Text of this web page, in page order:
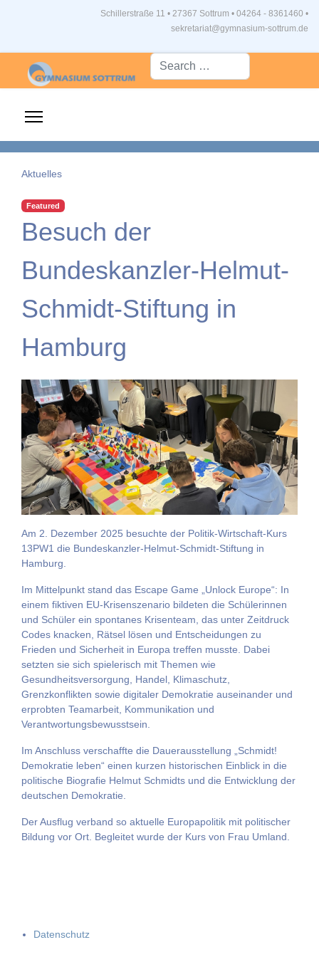
Schillerstraße 11 • 27367 Sottrum • 04264 - 8361460 •
sekretariat@gymnasium-sottrum.de
Suche...
Aktuelles
Featured
Besuch der
Bundeskanzler-Helmut-
Schmidt-Stiftung in
Hamburg
Am 2. Dezember 2025 besuchte der Politik-Wirtschaft-Kurs
13PW1 die Bundeskanzler-Helmut-Schmidt-Stiftung in
Hamburg.
Im Mittelpunkt stand das Escape Game „Unlock Europe“: In
einem fiktiven EU-Krisenszenario bildeten die Schülerinnen
und Schüler ein spontanes Krisenteam, das unter Zeitdruck
Codes knacken, Rätsel lösen und Entscheidungen zu
Frieden und Sicherheit in Europa treffen musste. Dabei
setzten sie sich spielerisch mit Themen wie
Gesundheitsversorgung, Handel, Klimaschutz,
Grenzkonflikten sowie digitaler Demokratie auseinander und
erprobten Teamarbeit, Kommunikation und
Verantwortungsbewusstsein.
Im Anschluss verschaffte die Dauerausstellung „Schmidt!
Demokratie leben“ einen kurzen historischen Einblick in die
politische Biografie Helmut Schmidts und die Entwicklung der
deutschen Demokratie.
Der Ausflug verband so aktuelle Europapolitik mit politischer
Bildung vor Ort. Begleitet wurde der Kurs von Frau Umland.
Datenschutz